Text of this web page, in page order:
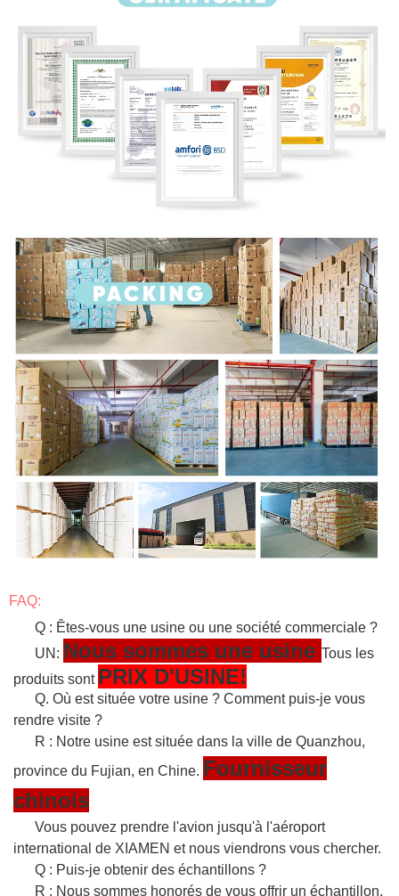
FAQ:
Q : Êtes-vous une usine ou une société commerciale ?
UN: Nous sommes une usine Tous les
produits sont PRIX D'USINE!
Q. Où est située votre usine ? Comment puis-je vous
rendre visite ?
R : Notre usine est située dans la ville de Quanzhou,
province du Fujian, en Chine. Fournisseur
chinois
Vous pouvez prendre l'avion jusqu'à l'aéroport
international de XIAMEN et nous viendrons vous chercher.
Q : Puis-je obtenir des échantillons ?
R : Nous sommes honorés de vous offrir un échantillon.